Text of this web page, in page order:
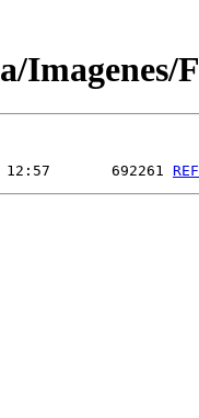
Imagenes/
692261